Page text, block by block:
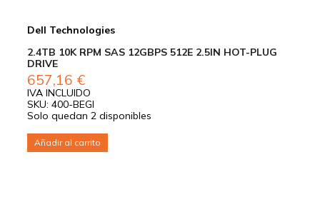
Dell Technologies
2.4TB 10K RPM SAS 12GBPS 512E 2.5IN HOT-PLUG
DRIVE
657,16 €
IVA INCLUIDO
SKU: 400-BEGI
Solo quedan 2 disponibles
Añadir al carrito